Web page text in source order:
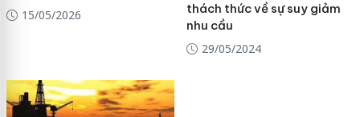
15/05/2026
thách thức về sự suy giảm
nhu cầu
29/05/2024